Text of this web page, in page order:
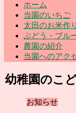
ホーム
当園のいちご
太田のお米作り
ぶどう・ブル
農園の紹介
当園へのアク
幼稚園のこ
お知らせ